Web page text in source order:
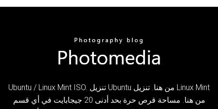
Ubuntu / Linux Mint ISO. تنزيل Ubuntu من هنا. تنزيل Linux Mint
من هنا. مساحة قرص حرة بحد أدنى 20 جيجابايت في أي قسم